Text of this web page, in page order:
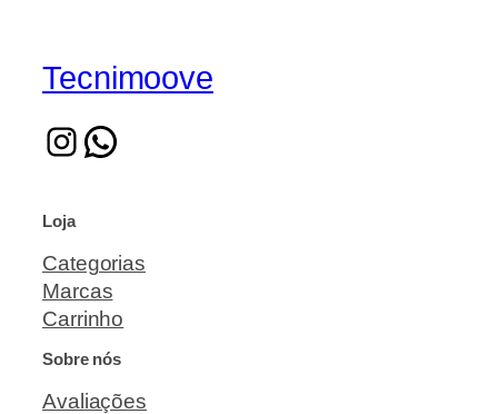
Tecnimoove
Loja
Categorias
Marcas
Carrinho
Sobre nós
Avaliações